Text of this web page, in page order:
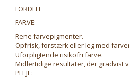
FORDELE
FARVE:
Rene farvepigmenter.
Opfrisk, forstærk eller leg med
Uforpligtende risikofri farve.
Midlertidige resultater, der gradvist
PLEJE: